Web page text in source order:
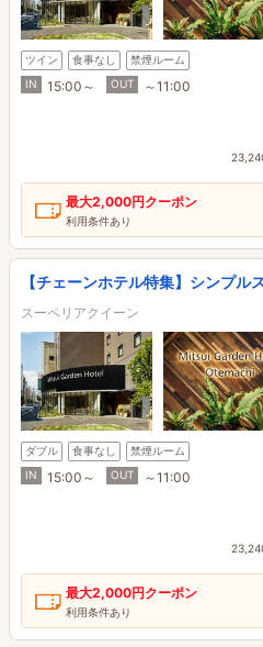
ツイン 食事なし
禁煙ルーム
IN
15:00～ OUT ～11:00
最大2,000円クーポン
利用条件あり
【チェーンホテル特集】シンプル
スーペリアクイーン
ダブル 食事なし
禁煙ルーム
IN
15:00～ OUT ～11:00
最大2,000円クーポン
利用条件あり